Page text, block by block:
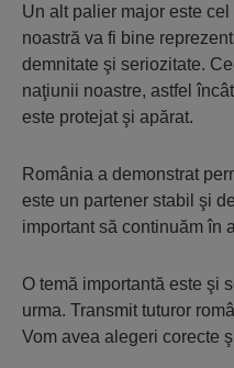
Un alt palier major este
noastră va fi bine
demnitate şi seriozitate.
naţiunii noastre, astfel
este protejat şi apărat.
România a demonstrat
este un partener stabil şi
important să continuăm în
O temă importantă este şi
urma. Transmit tuturor
Vom avea alegeri corecte